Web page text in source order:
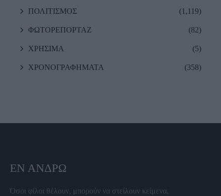
ΠΟΛΙΤΙΣΜΟΣ (1,119)
ΦΩΤΟΡΕΠΟΡΤΑΖ (82)
ΧΡΗΣΙΜΑ (5)
ΧΡΟΝΟΓΡΑΦΗΜΑΤΑ (358)
ΕΝ ΆΝΔΡΩ
Όσοι φίλοι θέλουν, μπορούν να στείλουν κείμενα,